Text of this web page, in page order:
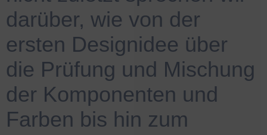
darüber, wie von der
ersten Designidee über
die Prüfung und Mischung
der Komponenten und
Farben bis hin zum